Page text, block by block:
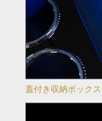
蓋付き収納ボック